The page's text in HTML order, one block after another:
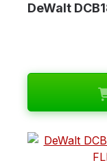
DeWalt